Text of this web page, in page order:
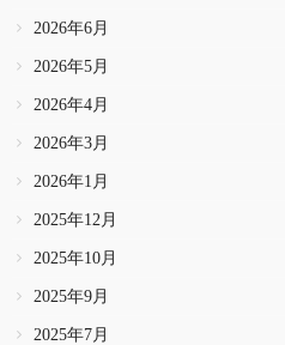
2026年6月
2026年5月
2026年4月
2026年3月
2026年1月
2025年12月
2025年10月
2025年9月
2025年7月